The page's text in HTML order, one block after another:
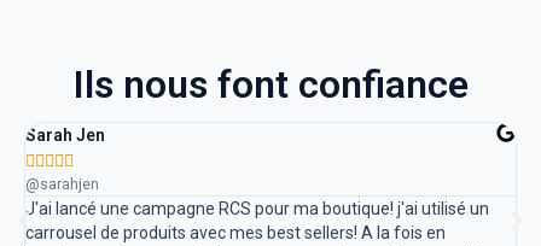
Ils nous font confiance
Sarah Jen
    
@sarahjen
J'ai lancé une campagne RCS pour ma boutique! j'ai utilisé un
carrousel de produits avec mes best sellers! A la fois en